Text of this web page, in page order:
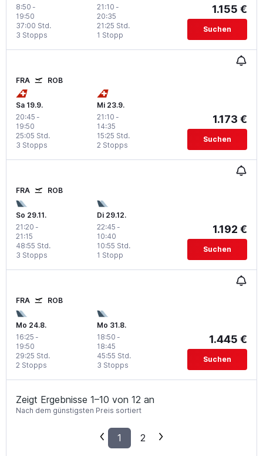
8:50 -
19:50
3 Stopps
37:00 Std.
21:10 -
20:35
1 Stopp
21:25 Std.
1.155 €
Suchen
FRA ROB
Sa 19.9.
20:45 -
19:50
3 Stopps
25:05 Std.
Mi 23.9.
21:10 -
14:35
2 Stopps
15:25 Std.
1.173 €
Suchen
FRA ROB
So 29.11.
21:20 -
21:15
3 Stopps
48:55 Std.
Di 29.12.
22:45 -
10:40
1 Stopp
10:55 Std.
1.192 €
Suchen
FRA ROB
Mo 24.8.
16:25 -
19:50
2 Stopps
29:25 Std.
Mo 31.8.
18:50 -
18:45
3 Stopps
45:55 Std.
1.445 €
Suchen
Zeigt Ergebnisse 1–10 von 12 an
Nach dem günstigsten Preis sortiert
1 2